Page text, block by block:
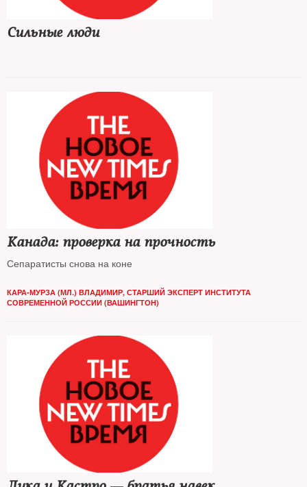
Сильные люди
Канада: проверка на прочность
Сепаратисты снова на коне
КАРА-МУРЗА (МЛ.) ВЛАДИМИР, СТАРШИЙ ЭКСПЕРТ ИНСТИТУТА
СОВРЕМЕННОЙ РОССИИ (ВАШИНГТОН)